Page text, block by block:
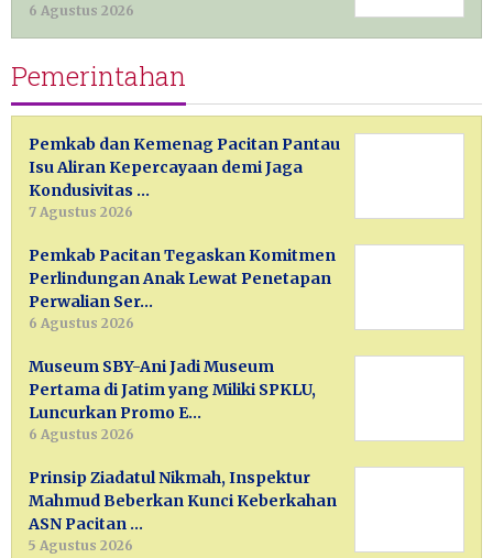
6 Agustus 2026
Pemerintahan
Pemkab dan Kemenag Pacitan Pantau
Isu Aliran Kepercayaan demi Jaga
Kondusivitas …
7 Agustus 2026
Pemkab Pacitan Tegaskan Komitmen
Perlindungan Anak Lewat Penetapan
Perwalian Ser…
6 Agustus 2026
Museum SBY-Ani Jadi Museum
Pertama di Jatim yang Miliki SPKLU,
Luncurkan Promo E…
6 Agustus 2026
Prinsip Ziadatul Nikmah, Inspektur
Mahmud Beberkan Kunci Keberkahan
ASN Pacitan …
5 Agustus 2026